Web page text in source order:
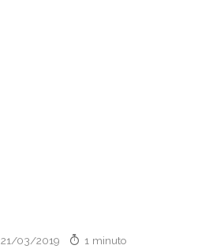
21/03/2019 1 minuto